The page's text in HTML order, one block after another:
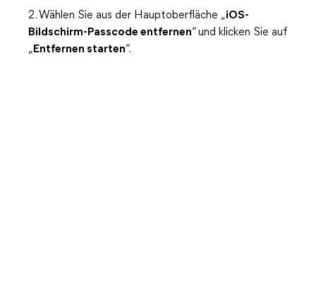
2. Wählen Sie aus der Hauptoberfläche „iOS-
Bildschirm-Passcode entfernen“ und klicken Sie auf
„ Entfernen starten“.